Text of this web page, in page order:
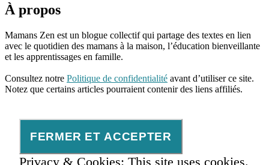
repas
santé,
simple,
végétarien
À propos
Mamans Zen est un blogue collectif qui partage des textes en lien
avec le quotidien des mamans à la maison, l’éducation bienveillante
et les apprentissages en famille.
Consultez notre Politique de confidentialité avant d’utiliser ce site.
Notez que certains articles pourraient contenir des liens affiliés.
Privacy & Cookies: This site uses cookies.